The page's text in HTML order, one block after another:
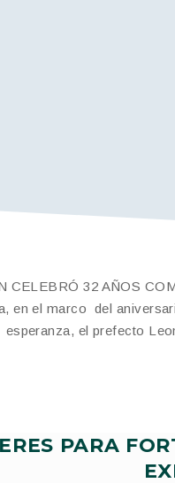
CELEBRÓ 32 AÑOS
en el marco del
el prefecto
PARA